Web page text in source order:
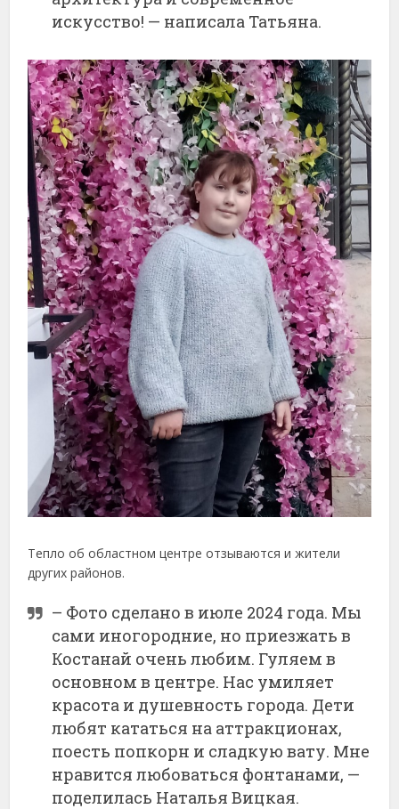
искусство! — написала Татьяна.
Тепло об областном центре отзываются и жители
других районов.
– Фото сделано в июле 2024 года. Мы
сами иногородние, но приезжать в
Костанай очень любим. Гуляем в
основном в центре. Нас умиляет
красота и душевность города. Дети
любят кататься на аттракционах,
поесть попкорн и сладкую вату. Мне
нравится любоваться фонтанами, —
поделилась Наталья Вицкая.